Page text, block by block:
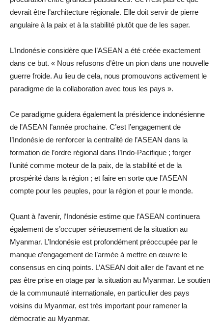
devrait être l’architecture régionale. Elle doit servir de pierre
angulaire à la paix et à la stabilité plutôt que de les saper.
L’Indonésie considère que l’ASEAN a été créée exactement
dans ce but. « Nous refusons d’être un pion dans une nouvelle
guerre froide. Au lieu de cela, nous promouvons activement le
paradigme de la collaboration avec tous les pays ».
Ce paradigme guidera également la présidence indonésienne
de l’ASEAN l’année prochaine. C’est l’engagement de
l’Indonésie de renforcer la centralité de l’ASEAN dans la
formation de l’ordre régional dans l’Indo-Pacifique ; forger
l’unité comme moteur de la paix, de la stabilité et de la
prospérité dans la région ; et faire en sorte que l’ASEAN
compte pour les peuples, pour la région et pour le monde.
Quant à l’avenir, l’Indonésie estime que l’ASEAN continuera
également de s’occuper sérieusement de la situation au
Myanmar. L’Indonésie est profondément préoccupée par le
manque d’engagement de l’armée à mettre en œuvre le
consensus en cinq points. L’ASEAN doit aller de l’avant et ne
pas être prise en otage par la situation au Myanmar. Le soutien
de la communauté internationale, en particulier des pays
voisins du Myanmar, est très important pour ramener la
démocratie au Myanmar.